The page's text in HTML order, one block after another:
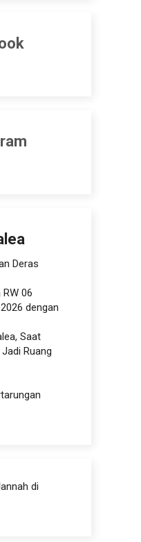
Deras
06
dengan
Saat
Ruang
di